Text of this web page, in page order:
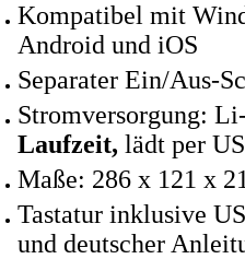
Kompatibel mit
Android und iOS
Separater Ein/Aus-
Stromversorgung:
Laufzeit, lädt per
Maße: 286 x 121 x
Tastatur inklusive
und deutscher